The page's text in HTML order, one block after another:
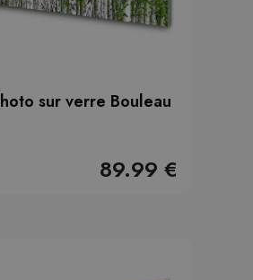
sur verre Bouleau
89.99 €